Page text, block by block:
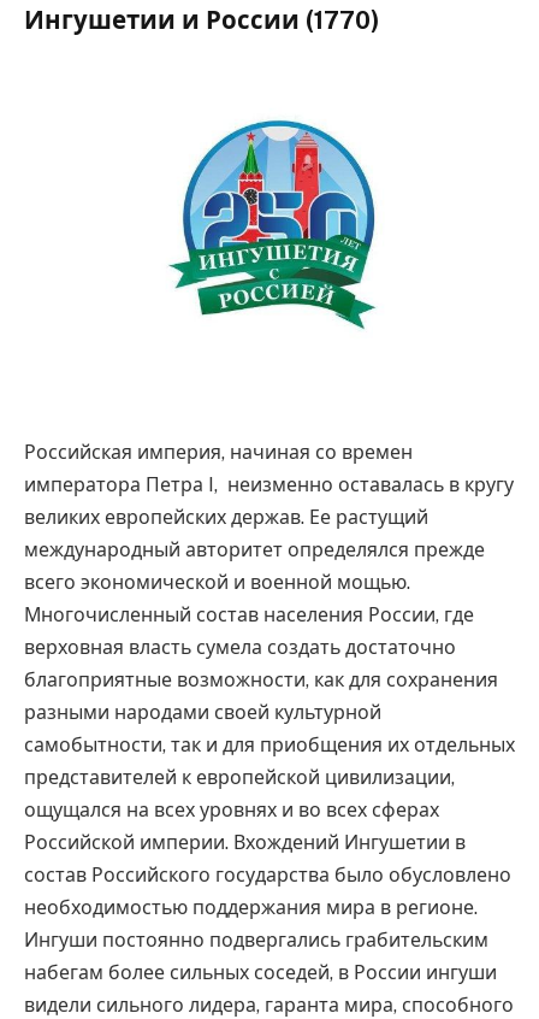
Ингушетии и России (1770)
Российская империя, начиная со времен
императора Петра I, неизменно оставалась в кругу
великих европейских держав. Ее растущий
международный авторитет определялся прежде
всего экономической и военной мощью.
Многочисленный состав населения России, где
верховная власть сумела создать достаточно
благоприятные возможности, как для сохранения
разными народами своей культурной
самобытности, так и для приобщения их отдельных
представителей к европейской цивилизации,
ощущался на всех уровнях и во всех сферах
Российской империи. Вхождений Ингушетии в
состав Российского государства было обусловлено
необходимостью поддержания мира в регионе.
Ингуши постоянно подвергались грабительским
набегам более сильных соседей, в России ингуши
видели сильного лидера, гаранта мира, способного